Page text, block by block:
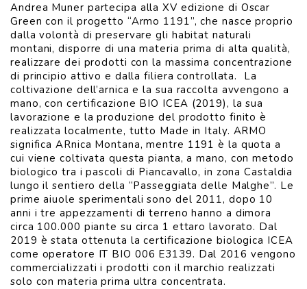
Andrea Muner partecipa alla XV edizione di Oscar
Green con il progetto “Armo 1191”, che nasce proprio
dalla volontà di preservare gli habitat naturali
montani, disporre di una materia prima di alta qualità,
realizzare dei prodotti con la massima concentrazione
di principio attivo e dalla filiera controllata. La
coltivazione dell’arnica e la sua raccolta avvengono a
mano, con certificazione BIO ICEA (2019), la sua
lavorazione e la produzione del prodotto finito è
realizzata localmente, tutto Made in Italy. ARMO
significa ARnica Montana, mentre 1191 è la quota a
cui viene coltivata questa pianta, a mano, con metodo
biologico tra i pascoli di Piancavallo, in zona Castaldia
lungo il sentiero della “Passeggiata delle Malghe”. Le
prime aiuole sperimentali sono del 2011, dopo 10
anni i tre appezzamenti di terreno hanno a dimora
circa 100.000 piante su circa 1 ettaro lavorato. Dal
2019 è stata ottenuta la certificazione biologica ICEA
come operatore IT BIO 006 E3139. Dal 2016 vengono
commercializzati i prodotti con il marchio realizzati
solo con materia prima ultra concentrata.